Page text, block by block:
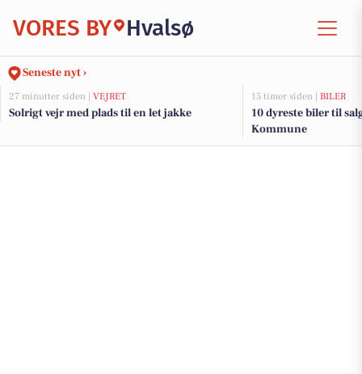
VORES BY Hvalsø
Seneste nyt ›
27 minutter siden | VEJRET
Solrigt vejr med plads til en let jakke
15 timer siden | BILER
10 dyreste biler til
Kommune